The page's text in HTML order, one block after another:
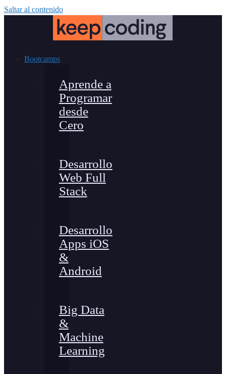
Saltar al contenido
Bootcamps
Aprende a
Programar
desde
Cero
Desarrollo
Web Full
Stack
Desarrollo
Apps iOS
&
Android
Big Data
&
Machine
Learning